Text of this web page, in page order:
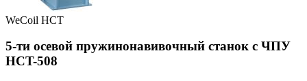
WeCoil HCT
5-ти осевой пружинонавивочный станок с ЧПУ
HCT-508